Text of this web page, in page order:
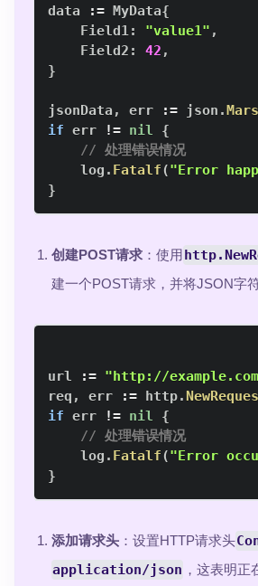
data := MyData{
    Field1
: "value1" ,
    Field2
: 42 ,
}
jsonData , err := json .
if err != nil
{
// 处理错误情况
    log
. Fatalf("Error
}
创建POST请求 ：使用
建一个POST请求，并将JSON字
url := "http://
req , err := http.
if err != nil
{
// 处理错误情况
    log
. Fatalf("Error
}
添加请求头 ：设置HTTP请求头
application/json ，这表明正